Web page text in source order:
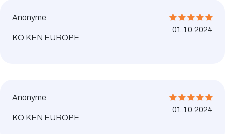
Anonyme
KO KEN EUROPE
01.10.2024
Anonyme
KO KEN EUROPE
01.10.2024